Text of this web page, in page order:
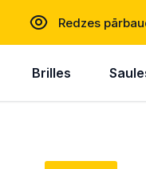
Redzes
Brilles